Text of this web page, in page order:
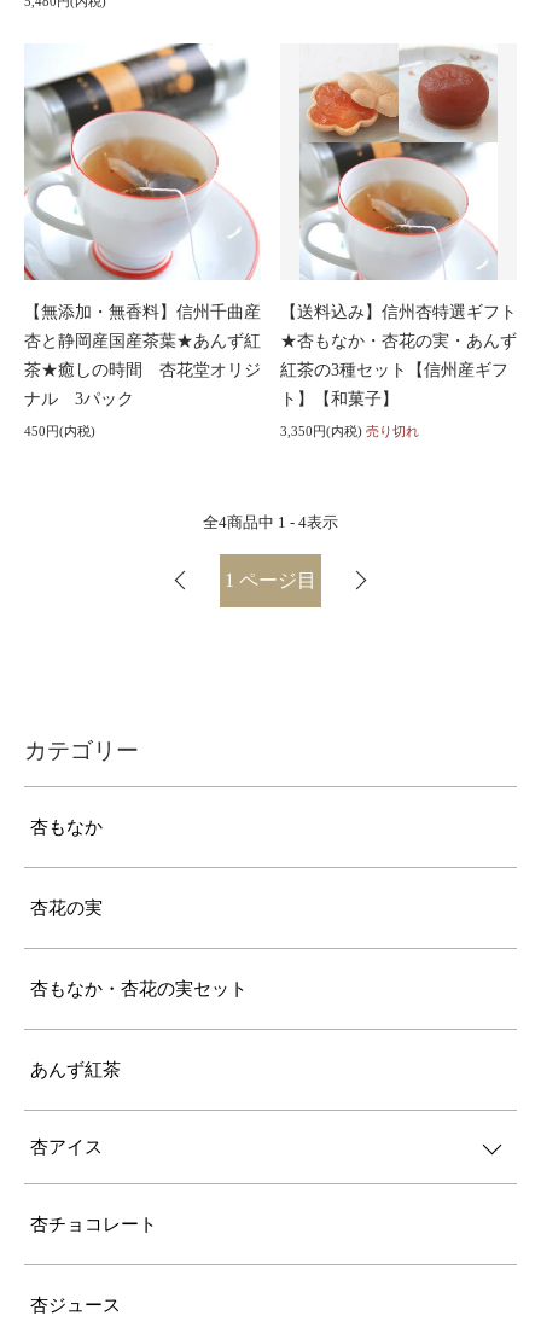
【無添加・無香料】信州千曲産
杏と静岡産国産茶葉★あんず紅
茶★癒しの時間 杏花堂オリジ
ナル 3パック
450円(内税)
【送料込み】信州杏特選ギフト
★杏もなか・杏花の実・あんず
紅茶の3種セット【信州産ギフ
ト】【和菓子】
3,350円(内税) 売り切れ
全4商品中 1 - 4表示
1 ページ目
カテゴリー
杏もなか
杏花の実
杏もなか・杏花の実セット
あんず紅茶
杏アイス
杏チョコレート
杏ジュース